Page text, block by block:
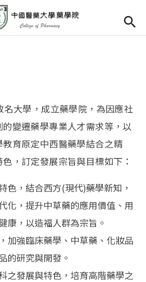
首頁to Navigation
to Main content
名大學，成立藥學院，為因應社
變遷藥學專業人才需求等，以
育原定中西醫藥學結合之精
，訂定發展宗旨與目標如下：
色，結合西方(現代)藥學新知，
化，提升中草藥的應用價值、用
康，以造福人群為宗旨。
加強臨床藥學、中草藥、化妝品
的研究與開發。
之發展與特色，培育高階藥學之